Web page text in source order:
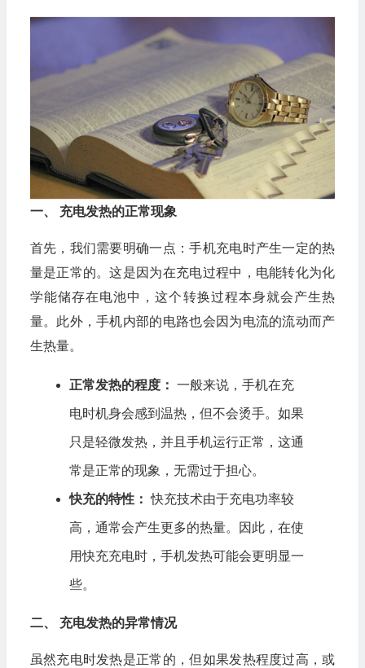
一、 充电发热的正常现象
首先，我们需要明确一点：手机充电时产生一定的热
量是正常的。这是因为在充电过程中，电能转化为化
学能储存在电池中，这个转换过程本身就会产生热
量。此外，手机内部的电路也会因为电流的流动而产
生热量。
正常发热的程度： 一般来说，手机在充
电时机身会感到温热，但不会烫手。如果
只是轻微发热，并且手机运行正常，这通
常是正常的现象，无需过于担心。
快充的特性： 快充技术由于充电功率较
高，通常会产生更多的热量。因此，在使
用快充充电时，手机发热可能会更明显一
些。
二、 充电发热的异常情况
虽然充电时发热是正常的，但如果发热程度过高，或